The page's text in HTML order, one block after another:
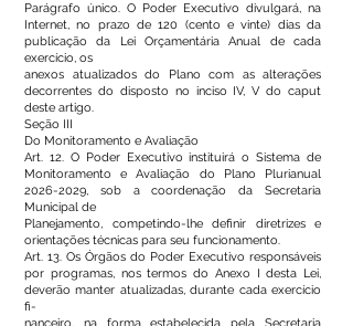
Parágrafo único. O Poder Executivo divulgará, na
Internet, no prazo de 120 (cento e vinte) dias da
publicação da Lei Orçamentária Anual de cada
exercício, os
anexos atualizados do Plano com as alterações
decorrentes do disposto no inciso IV, V do caput
deste artigo.
Seção III
Do Monitoramento e Avaliação
Art. 12. O Poder Executivo instituirá o Sistema de
Monitoramento e Avaliação do Plano Plurianual
2026-2029, sob a coordenação da Secretaria
Municipal de
Planejamento, competindo-lhe definir diretrizes e
orientações técnicas para seu funcionamento.
Art. 13. Os Órgãos do Poder Executivo responsáveis
por programas, nos termos do Anexo I desta Lei,
deverão manter atualizadas, durante cada exercício
fi-